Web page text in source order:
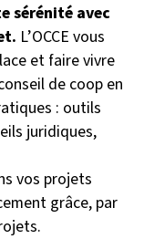
sérénité avec
L’OCCE vous
et faire vivre
de coop en
: outils
juridiques,
vos projets
grâce, par